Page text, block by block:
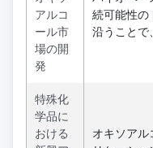
アルコ
ール市
場の開
発
続可能性の
沿うことで
特殊化
学品に
おける
オキソア